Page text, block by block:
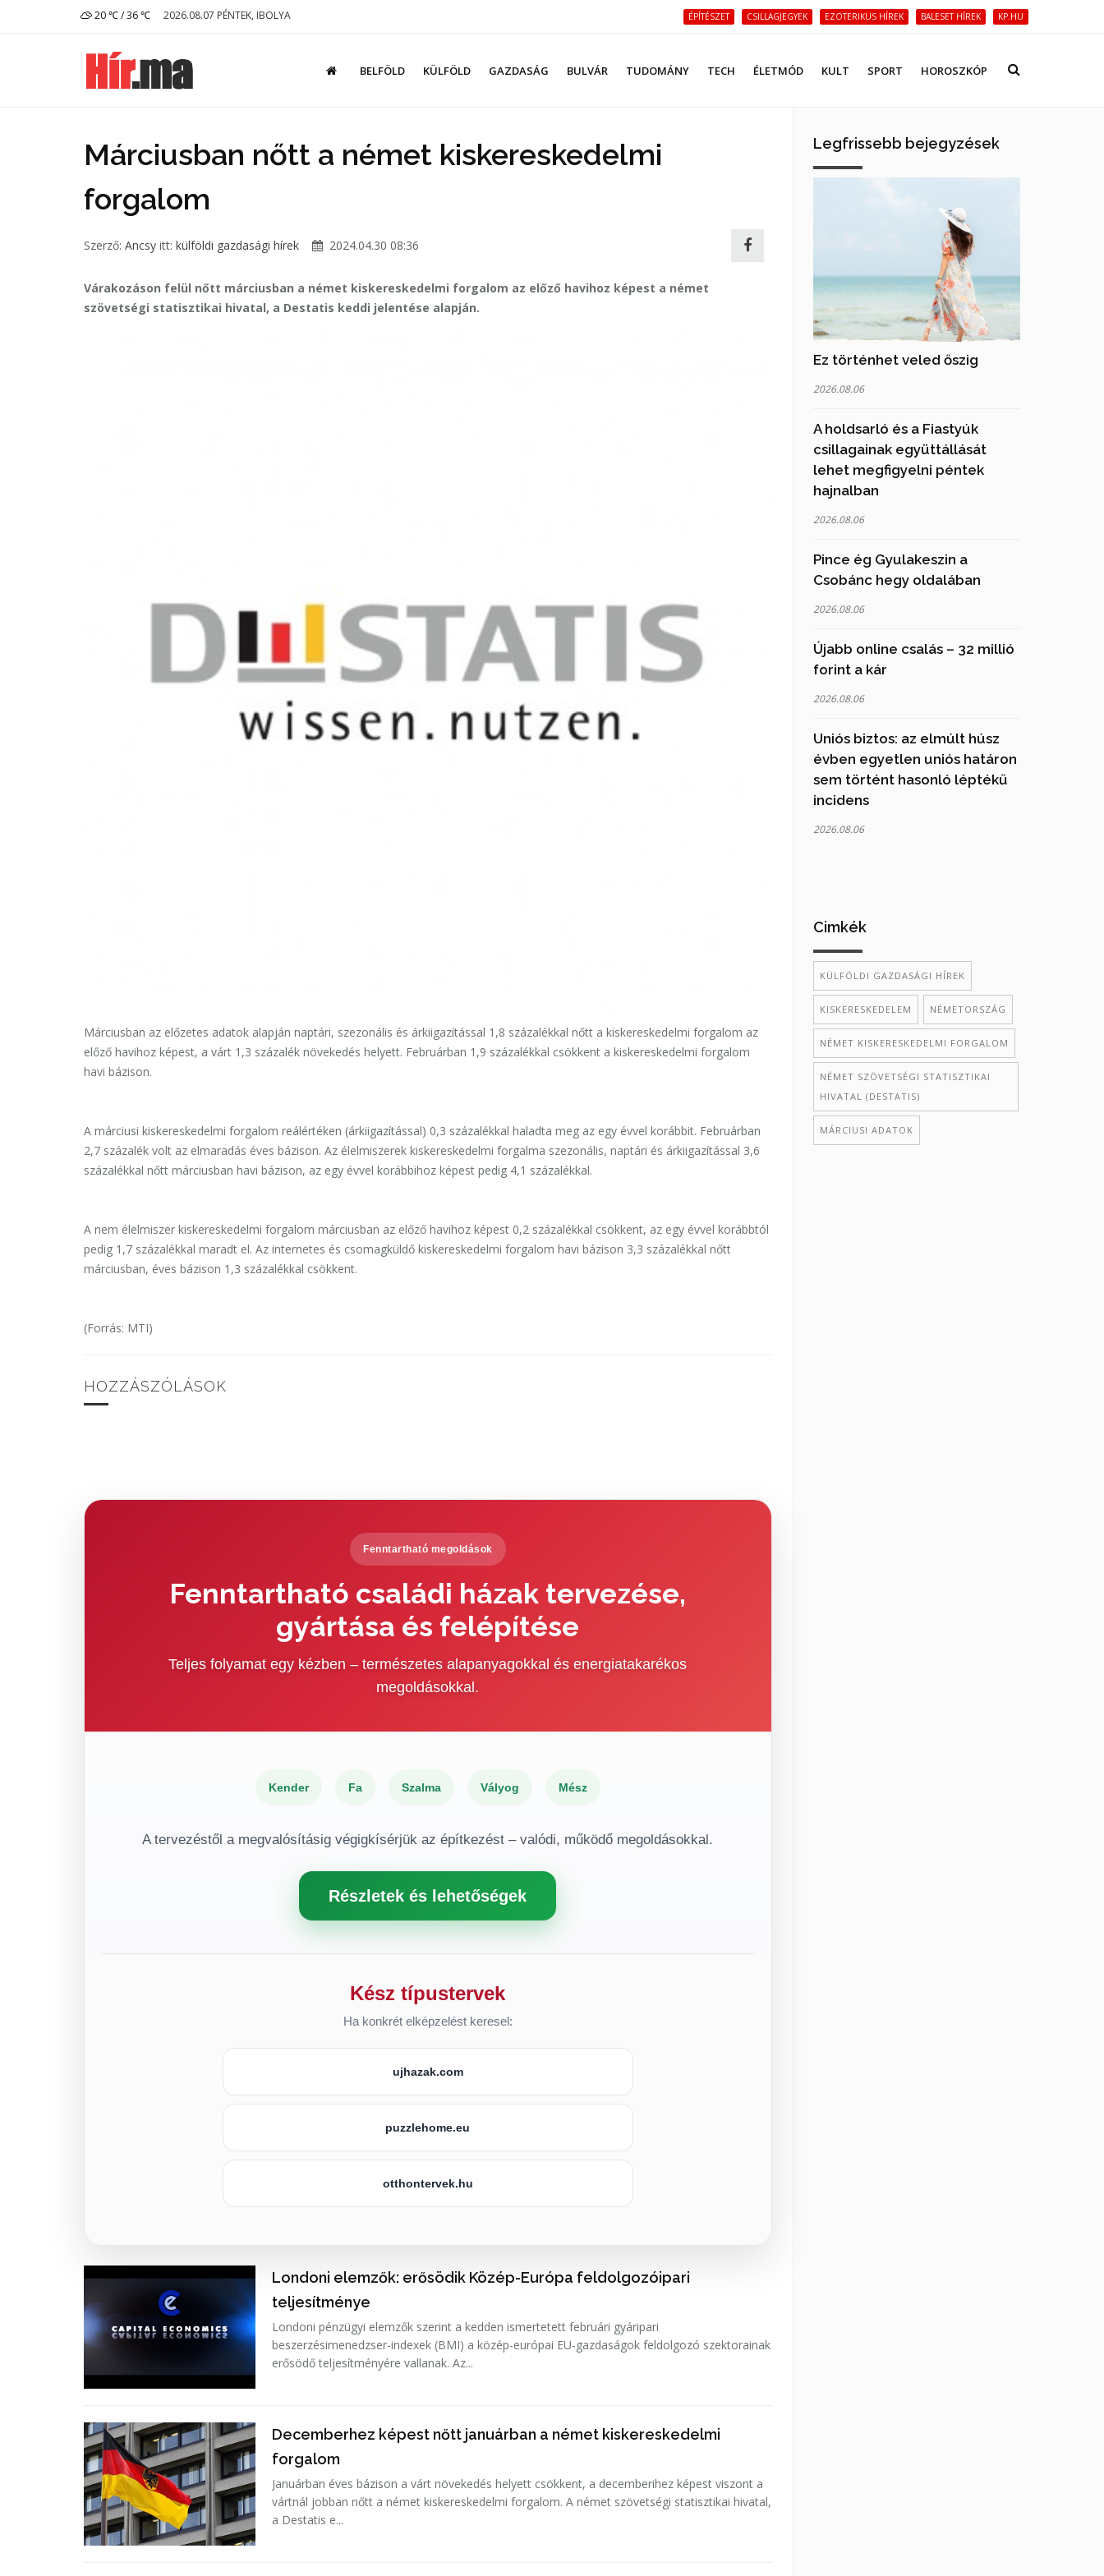
20 ℃ / 36 ℃ 2026.08.07 PÉNTEK, IBOLYA ÉPÍTÉSZET CSILLAGJEGYEK EZOTERIKUS HÍREK BALESET HÍREK KP.HU
BELFÖLD KÜLFÖLD GAZDASÁG BULVÁR TUDOMÁNY TECH ÉLETMÓD KULT SPORT HOROSZKÓP
Márciusban nőtt a német kiskereskedelmi
forgalom
Szerző: Ancsy itt: külföldi gazdasági hírek 2024.04.30 08:36
Várakozáson felül nőtt márciusban a német kiskereskedelmi forgalom az előző havihoz képest a német
szövetségi statisztikai hivatal, a Destatis keddi jelentése alapján.
Márciusban az előzetes adatok alapján naptári, szezonális és árkiigazítással 1,8 százalékkal nőtt a kiskereskedelmi forgalom az
előző havihoz képest, a várt 1,3 százalék növekedés helyett. Februárban 1,9 százalékkal csökkent a kiskereskedelmi forgalom
havi bázison.
A márciusi kiskereskedelmi forgalom reálértéken (árkiigazítással) 0,3 százalékkal haladta meg az egy évvel korábbit. Februárban
2,7 százalék volt az elmaradás éves bázison. Az élelmiszerek kiskereskedelmi forgalma szezonális, naptári és árkiigazítással 3,6
százalékkal nőtt márciusban havi bázison, az egy évvel korábbihoz képest pedig 4,1 százalékkal.
A nem élelmiszer kiskereskedelmi forgalom márciusban az előző havihoz képest 0,2 százalékkal csökkent, az egy évvel korábbtól
pedig 1,7 százalékkal maradt el. Az internetes és csomagküldő kiskereskedelmi forgalom havi bázison 3,3 százalékkal nőtt
márciusban, éves bázison 1,3 százalékkal csökkent.
(Forrás: MTI)
HOZZÁSZÓLÁSOK
Fenntartható megoldások
Fenntartható családi házak tervezése,
gyártása és felépítése
Teljes folyamat egy kézben – természetes alapanyagokkal és energiatakarékos
megoldásokkal.
Kender Fa Szalma Vályog Mész
A tervezéstől a megvalósításig végigkísérjük az építkezést – valódi, működő megoldásokkal.
Részletek és lehetőségek
Kész típustervek
Ha konkrét elképzelést keresel:
ujhazak.com
puzzlehome.eu
otthontervek.hu
Londoni elemzők: erősödik Közép-Európa feldolgozóipari
teljesítménye
Londoni pénzügyi elemzők szerint a kedden ismertetett februári gyáripari
beszerzésimenedzser-indexek (BMI) a közép-európai EU-gazdaságok feldolgozó szektorainak
erősödő teljesítményére vallanak. Az...
Decemberhez képest nőtt januárban a német kiskereskedelmi
forgalom
Januárban éves bázison a várt növekedés helyett csökkent, a decemberihez képest viszont a
vártnál jobban nőtt a német kiskereskedelmi forgalom. A német szövetségi statisztikai hivatal,
a Destatis e...
Legfrissebb bejegyzések
Ez történhet veled őszig
2026.08.06
A holdsarló és a Fiastyúk
csillagainak együttállását
lehet megfigyelni péntek
hajnalban
2026.08.06
Pince ég Gyulakeszin a
Csobánc hegy oldalában
2026.08.06
Újabb online csalás – 32 millió
forint a kár
2026.08.06
Uniós biztos: az elmúlt húsz
évben egyetlen uniós határon
sem történt hasonló léptékű
incidens
2026.08.06
Cimkék
KÜLFÖLDI GAZDASÁGI HÍREK
KISKERESKEDELEM NÉMETORSZÁG
NÉMET KISKERESKEDELMI FORGALOM
NÉMET SZÖVETSÉGI STATISZTIKAI
HIVATAL (DESTATIS)
MÁRCIUSI ADATOK